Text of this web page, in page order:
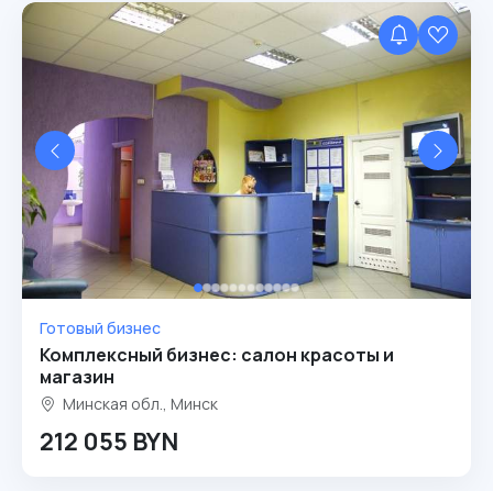
Готовый бизнес
Комплексный бизнес: салон красоты и
магазин
Минская обл., Минск
212 055 BYN